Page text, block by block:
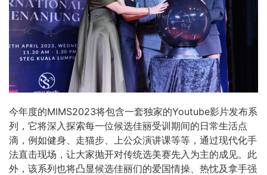
今年度的MIMS2023将包含一套独家的Youtube影片发布系
列，它将深入探索每一位候选佳丽受训期间的日常生活点
滴，例如健身、走猫步、上公众演讲课等等，通过现代化手
法直击现场，让大家抛开对传统选美赛先入为主的成见。此
外，该系列也将凸显候选佳丽们的爱国情操、热忱及拿手强